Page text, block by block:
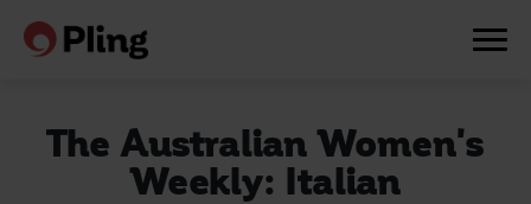
The Australian Women's
Weekly: Italian